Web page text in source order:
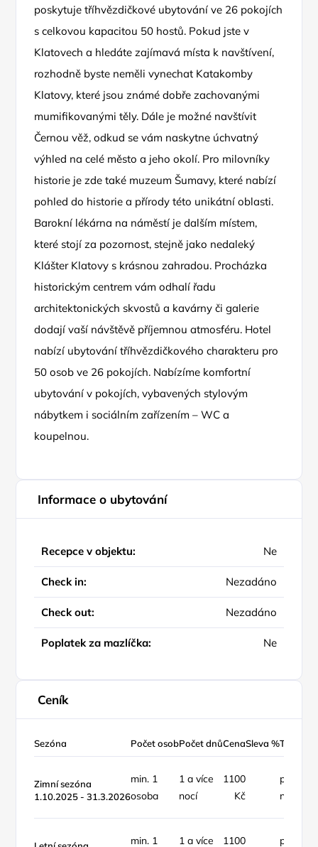
poskytuje tříhvězdičkové ubytování ve 26 pokojích
s celkovou kapacitou 50 hostů. Pokud jste v
Klatovech a hledáte zajímavá místa k navštívení,
rozhodně byste neměli vynechat Katakomby
Klatovy, které jsou známé dobře zachovanými
mumifikovanými těly. Dále je možné navštívit
Černou věž, odkud se vám naskytne úchvatný
výhled na celé město a jeho okolí. Pro milovníky
historie je zde také muzeum Šumavy, které nabízí
pohled do historie a přírody této unikátní oblasti.
Barokní lékárna na náměstí je dalším místem,
které stojí za pozornost, stejně jako nedaleký
Klášter Klatovy s krásnou zahradou. Procházka
historickým centrem vám odhalí řadu
architektonických skvostů a kavárny či galerie
dodají vaší návštěvě příjemnou atmosféru. Hotel
nabízí ubytování tříhvězdičkového charakteru pro
50 osob ve 26 pokojích. Nabízíme komfortní
ubytování v pokojích, vybavených stylovým
nábytkem i sociálním zařízením – WC a
koupelnou.
Informace o ubytování
Recepce v objektu: Ne
Check in: Nezadáno
Check out: Nezadáno
Poplatek za mazlíčka: Ne
Ceník
Sezóna Počet osobPočet dnůCenaSleva %Typ ceny
Zimní sezóna
1.10.2025 - 31.3.2026
min. 1
osoba
1 a více
nocí
1100
Kč
pokoj /
noc
min. 1
1 a více
1100
pokoj /